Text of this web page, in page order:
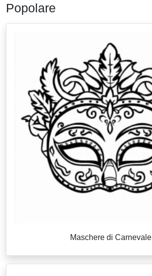
Popolare
Maschere di Carnevale